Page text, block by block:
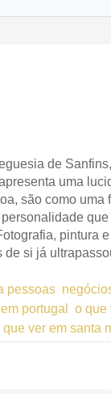
de
uma
são como uma
que
pintura
si já
pessoas
portugal o que
que ver em santa